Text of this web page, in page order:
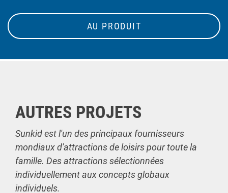
AU PRODUIT
AUTRES PROJETS
Sunkid est l'un des principaux fournisseurs
mondiaux d'attractions de loisirs pour toute la
famille. Des attractions sélectionnées
individuellement aux concepts globaux
individuels.